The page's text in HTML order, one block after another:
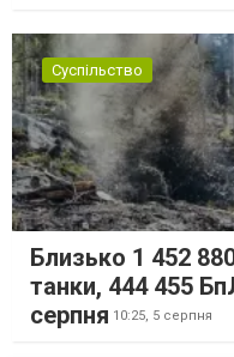
Суспільство
Близько 1 452
танки, 444 455
серпня 10:25, 5 серпня